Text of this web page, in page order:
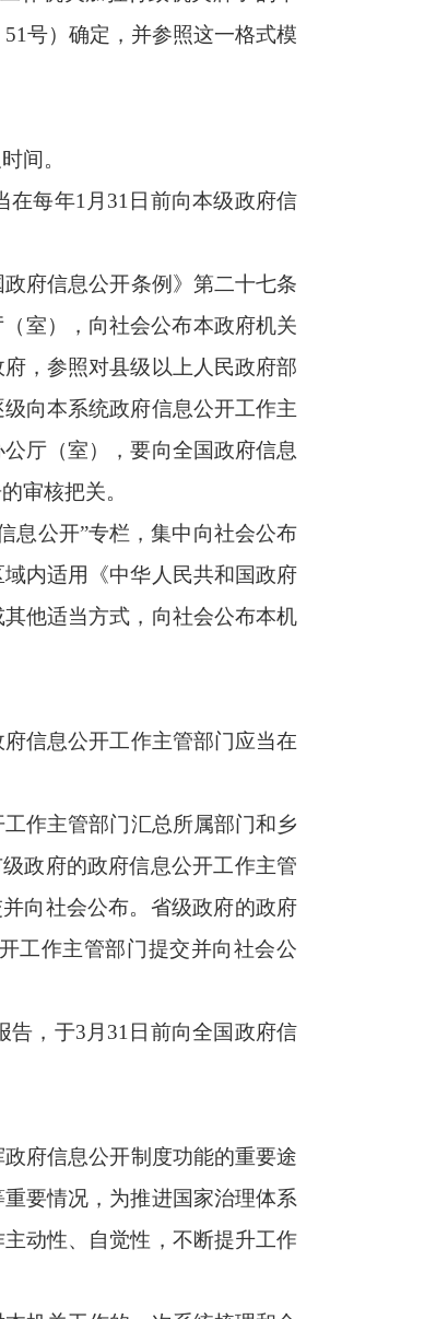
会公布
和国政府
布本机
门和乡
工作主管
的政府
向社会公
的重要途
治理体系
理和全
管部门
配强工作
础工作，
政府信息
同、敷